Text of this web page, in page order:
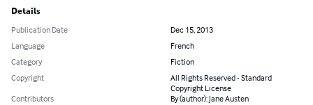
Details
Publication Date
Dec 15, 2013
Language
French
Category
Fiction
Copyright
All Rights Reserved - Standard
Copyright License
Contributors
By (author): Jane Austen